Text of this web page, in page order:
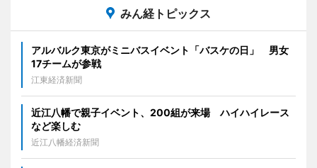
みん経トピックス
アルバルク東京がミニバスイベント「バスケの日」 男女
17チームが参戦
江東経済新聞
近江八幡で親子イベント、200組が来場 ハイハイレース
など楽しむ
近江八幡経済新聞